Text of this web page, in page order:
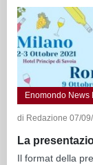
Enomondo News
di Redazione 07/
La
Il format della